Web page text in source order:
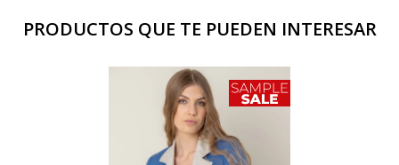
PRODUCTOS QUE TE PUEDEN INTERESAR